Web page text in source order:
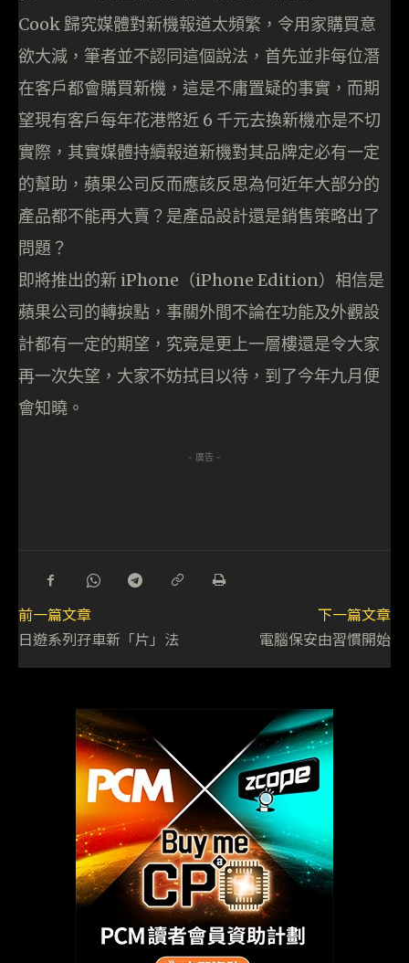
Cook 歸究媒體對新機報道太頻繁，令用家購買意
欲大減，筆者並不認同這個說法，首先並非每位潛
在客戶都會購買新機，這是不庸置疑的事實，而期
望現有客戶每年花港幣近 6 千元去換新機亦是不切
實際，其實媒體持續報道新機對其品牌定必有一定
的幫助，蘋果公司反而應該反思為何近年大部分的
產品都不能再大賣？是產品設計還是銷售策略出了
問題？
即將推出的新 iPhone（iPhone Edition）相信是
蘋果公司的轉捩點，事關外間不論在功能及外觀設
計都有一定的期望，究竟是更上一層樓還是令大家
再一次失望，大家不妨拭目以待，到了今年九月便
會知曉。
- 廣告 -
前一篇文章
日遊系列孖車新「片」法
下一篇文章
電腦保安由習慣開始